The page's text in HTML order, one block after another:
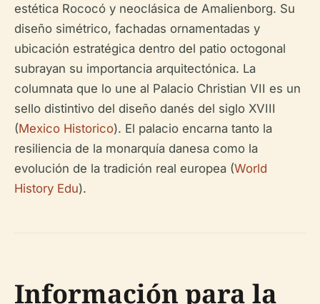
estética Rococó y neoclásica de Amalienborg. Su
diseño simétrico, fachadas ornamentadas y
ubicación estratégica dentro del patio octogonal
subrayan su importancia arquitectónica. La
columnata que lo une al Palacio Christian VII es un
sello distintivo del diseño danés del siglo XVIII
(Mexico Historico). El palacio encarna tanto la
resiliencia de la monarquía danesa como la
evolución de la tradición real europea (World
History Edu).
Información para la